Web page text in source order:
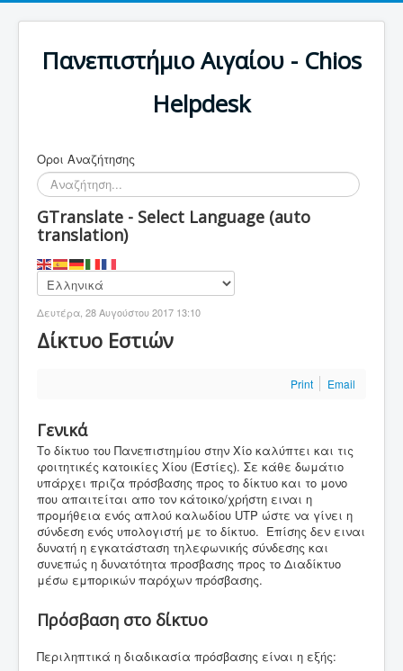
Πανεπιστήμιο Αιγαίου - Chios
Helpdesk
Οροι Αναζήτησης
GTranslate - Select Language (auto
translation)
Δευτέρα, 28 Αυγούστου 2017 13:10
Δίκτυο Εστιών
Print Email
Γενικά
Το δίκτυο του Πανεπιστημίου στην Χίο καλύπτει και τις
φοιτητικές κατοικίες Χίου (Εστίες). Σε κάθε δωμάτιο
υπάρχει πριζα πρόσβασης προς το δίκτυο και το μονο
που απαιτείται απο τον κάτοικο/χρήστη ειναι η
προμήθεια ενός απλού καλωδίου UTP ώστε να γίνει η
σύνδεση ενός υπολογιστή με το δίκτυο. Επίσης δεν ειναι
δυνατή η εγκατάσταση τηλεφωνικής σύνδεσης και
συνεπώς η δυνατότητα προσβασης προς το Διαδίκτυο
μέσω εμπορικών παρόχων πρόσβασης.
Πρόσβαση στο δίκτυο
Περιληπτικά η διαδικασία πρόσβασης είναι η εξής: